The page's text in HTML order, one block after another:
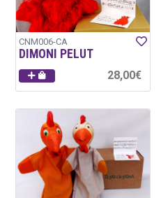
CNM006-CA
DIMONI PELUT
28,00€